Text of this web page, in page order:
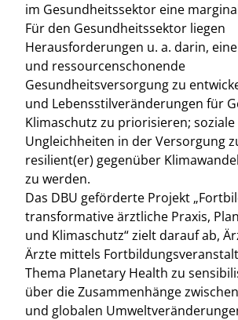
im Gesundheitssektor eine
Für den Gesundheitssektor liegen
Herausforderungen u. a. darin,
und ressourcenschonende
Gesundheitsversorgung zu
und Lebensstilveränderungen für
Klimaschutz zu priorisieren; soziale
Ungleichheiten in der Versorgung
resilient(er) gegenüber
zu werden.
Das DBU geförderte Projekt
transformative ärztliche Praxis,
und Klimaschutz“ zielt darauf ab,
Ärzte mittels
Thema Planetary Health zu
über die Zusammenhänge
und globalen